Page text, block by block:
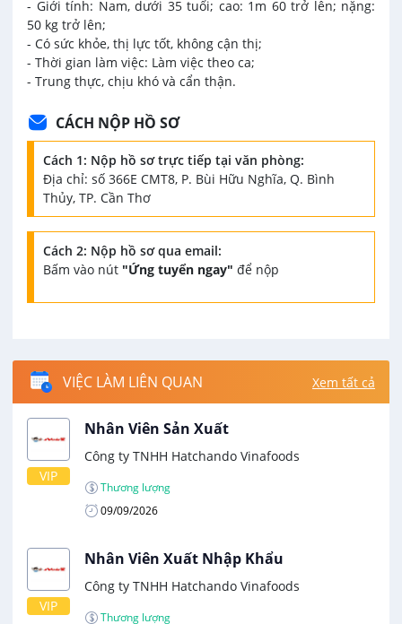
- Giới tính: Nam, dưới 35 tuổi; cao: 1m 60 trở lên; nặng:
50 kg trở lên;
- Có sức khỏe, thị lực tốt, không cận thị;
- Thời gian làm việc: Làm việc theo ca;
- Trung thực, chịu khó và cẩn thận.
CÁCH NỘP HỒ SƠ
Cách 1: Nộp hồ sơ trực tiếp tại văn phòng:
Địa chỉ: số 366E CMT8, P. Bùi Hữu Nghĩa, Q. Bình
Thủy, TP. Cần Thơ
Cách 2: Nộp hồ sơ qua email:
Bấm vào nút "Ứng tuyển ngay" để nộp
VIỆC LÀM LIÊN QUAN Xem tất cả
VIP
Nhân Viên Sản Xuất
Công ty TNHH Hatchando Vinafoods
Thương lượng
09/09/2026
VIP
Nhân Viên Xuất Nhập Khẩu
Công ty TNHH Hatchando Vinafoods
Thương lượng